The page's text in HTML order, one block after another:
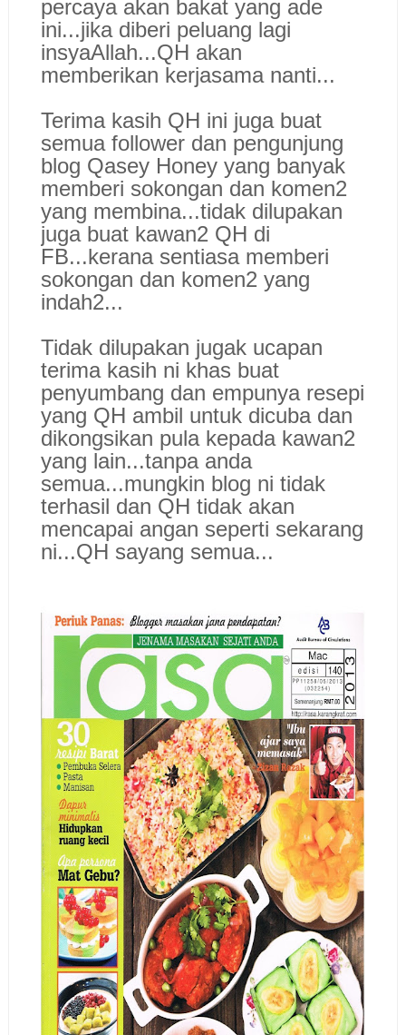
percaya akan bakat yang ade
ini...jika diberi peluang lagi
insyaAllah...QH akan
memberikan kerjasama nanti...
Terima kasih QH ini juga buat
semua follower dan pengunjung
blog Qasey Honey yang banyak
memberi sokongan dan komen2
yang membina...tidak dilupakan
juga buat kawan2 QH di
FB...kerana sentiasa memberi
sokongan dan komen2 yang
indah2...
Tidak dilupakan jugak ucapan
terima kasih ni khas buat
penyumbang dan empunya resepi
yang QH ambil untuk dicuba dan
dikongsikan pula kepada kawan2
yang lain...tanpa anda
semua...mungkin blog ni tidak
terhasil dan QH tidak akan
mencapai angan seperti sekarang
ni...QH sayang semua...